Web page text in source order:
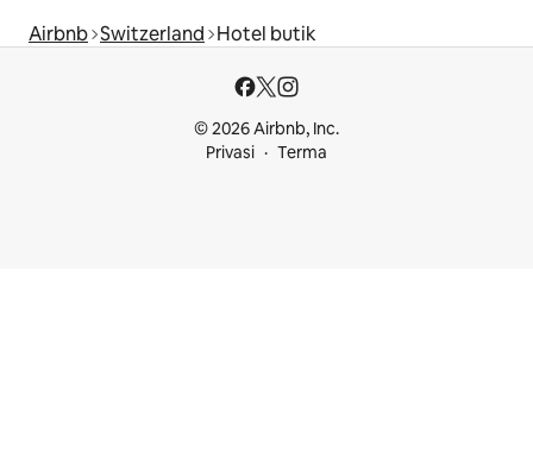
Airbnb Switzerland Hotel butik
© 2026 Airbnb, Inc.
Privasi
Terma